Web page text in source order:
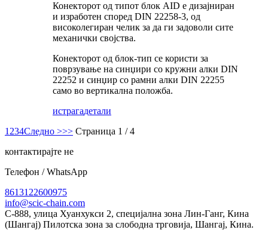
Конекторот од типот блок AID е дизајниран
и изработен според DIN 22258-3, од
високолегиран челик за да ги задоволи сите
механички својства.
Конекторот од блок-тип се користи за
поврзување на синџири со кружни алки DIN
22252 и синџир со рамни алки DIN 22255
само во вертикална положба.
истрагадетали
1 234Следно >>> Страница 1 / 4
контактирајте не
Телефон / WhatsApp
8613122600975
info@scic-chain.com
C-888, улица Хуанхукси 2, специјална зона Лин-Ганг, Кина
(Шангај) Пилотска зона за слободна трговија, Шангај, Кина.